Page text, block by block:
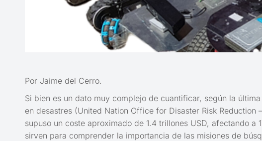
Por Jaime del Cerro.
Si bien es un dato muy complejo de cuantificar, según la
en desastres (United Nation Office for Disaster Risk
supuso un coste aproximado de 1.4 trillones USD, afectando
sirven para comprender la importancia de las misiones de